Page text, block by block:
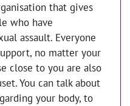
that gives
who have
assault. Everyone
no matter your
close to you are also
You can talk about
your body, to